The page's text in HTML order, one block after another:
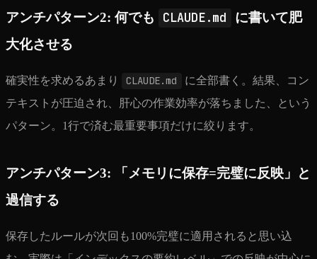
アンチパターン2: 何でも CLAUDE.md
に書いて肥
大化させる
確実性を求めるあまり CLAUDE.md
に全部書く。結果、コン
テキストが圧迫され、肝心の作業効率が落ちました、という
パターン。1行で済む最重要事項だけに絞ります。
アンチパターン3: 「メモリに保存=完璧に反映」と
過信する
保存したルールが次回も100%完璧に適用されると思い込